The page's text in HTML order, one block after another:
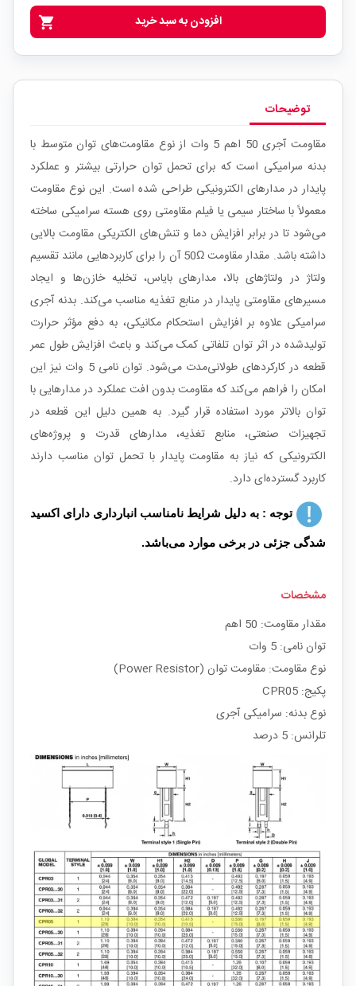
shopping_cart افزودن به سبد خرید
توضیحات
مقاومت آجری 50 اهم 5 وات از نوع مقاومت‌های توان متوسط با
بدنه سرامیکی است که برای تحمل توان حرارتی بیشتر و عملکرد
پایدار در مدارهای الکترونیکی طراحی شده است. این نوع مقاومت
معمولاً با ساختار سیمی یا فیلم مقاومتی روی هسته سرامیکی ساخته
می‌شود تا در برابر افزایش دما و تنش‌های الکتریکی مقاومت بالایی
داشته باشد. مقدار مقاومت 50Ω آن را برای کاربردهایی مانند تقسیم
ولتاژ در ولتاژهای بالا، مدارهای بایاس، تخلیه خازن‌ها و ایجاد
مسیرهای مقاومتی پایدار در منابع تغذیه مناسب می‌کند. بدنه آجری
سرامیکی علاوه بر افزایش استحکام مکانیکی، به دفع مؤثر حرارت
تولیدشده در اثر توان تلفاتی کمک می‌کند و باعث افزایش طول عمر
قطعه در کارکردهای طولانی‌مدت می‌شود. توان نامی 5 وات نیز این
امکان را فراهم می‌کند که مقاومت بدون افت عملکرد در مدارهایی با
توان بالاتر مورد استفاده قرار گیرد. به همین دلیل این قطعه در
تجهیزات صنعتی، منابع تغذیه، مدارهای قدرت و پروژه‌های
الکترونیکی که نیاز به مقاومت پایدار با تحمل توان مناسب دارند
کاربرد گسترده‌ای دارد.
توجه : به دلیل شرایط نامناسب انبارداری دارای اکسید
شدگی جزئی در برخی موارد می‌‎باشد.
مشخصات
مقدار مقاومت: 50 اهم
توان نامی: 5 وات
نوع مقاومت: مقاومت توان (Power Resistor)
پکیج: CPR05
نوع بدنه: سرامیکی آجری
تلرانس: 5 درصد